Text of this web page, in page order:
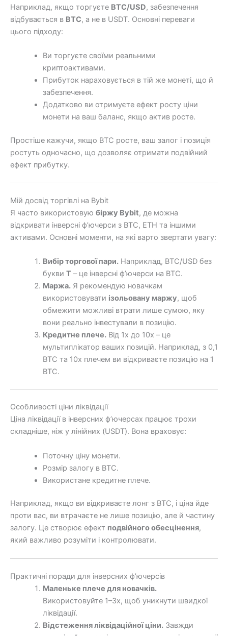
Наприклад, якщо торгуєте BTC/USD, забезпечення
відбувається в BTC, а не в USDT. Основні переваги
цього підходу:
Ви торгуєте своїми реальними
криптоактивами.
Прибуток нараховується в тій же монеті, що й
забезпечення.
Додатково ви отримуєте ефект росту ціни
монети на ваш баланс, якщо актив росте.
Простіше кажучи, якщо BTC росте, ваш залог і позиція
ростуть одночасно, що дозволяє отримати подвійний
ефект прибутку.
Мій досвід торгівлі на Bybit
Я часто використовую біржу Bybit, де можна
відкривати інверсні ф’ючерси з BTC, ETH та іншими
активами. Основні моменти, на які варто звертати увагу:
Вибір торгової пари.Наприклад, BTC/USD без
букви T– це інверсні ф’ючерси на BTC.
Маржа.Я рекомендую новачкам
використовувати ізольовану маржу, щоб
обмежити можливі втрати лише сумою, яку
вони реально інвестували в позицію.
Кредитне плече.Від 1х до 10х – це
мультиплікатор ваших позицій. Наприклад, з 0,1
BTC та 10х плечем ви відкриваєте позицію на 1
BTC.
Особливості ціни ліквідації
Ціна ліквідації в інверсних ф’ючерсах працює трохи
складніше, ніж у лінійних (USDT). Вона враховує:
Поточну ціну монети.
Розмір залогу в BTC.
Використане кредитне плече.
Наприклад, якщо ви відкриваєте лонг з BTC, і ціна йде
проти вас, ви втрачаєте не лише позицію, але й частину
залогу. Це створює ефект подвійного обесцінення,
який важливо розуміти і контролювати.
Практичні поради для інверсних ф’ючерсів
Маленьке плече для новачків.
Використовуйте 1–3х, щоб уникнути швидкої
ліквідації.
Відстеження ліквідаційної ціни.Завжди